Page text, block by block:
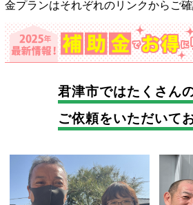
金プランはそれぞれのリンクからご確
君津市ではたくさん
ご依頼をいただいて